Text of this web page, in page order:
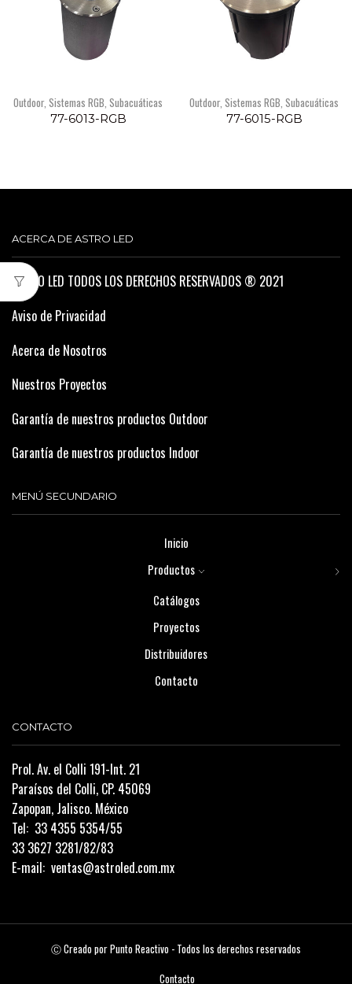
Outdoor, Sistemas RGB, Subacuáticas
77-6013-RGB
Outdoor, Sistemas RGB, Subacuáticas
77-6015-RGB
ACERCA DE ASTRO LED
ASTRO LED TODOS LOS DERECHOS RESERVADOS ® 2021
Aviso de Privacidad
Acerca de Nosotros
Nuestros Proyectos
Garantía de nuestros productos Outdoor
Garantía de nuestros productos Indoor
MENÚ SECUNDARIO
Inicio
Productos
Catálogos
Proyectos
Distribuidores
Contacto
CONTACTO
Prol. Av. el Colli 191-Int. 21
Paraísos del Colli, CP. 45069
Zapopan, Jalisco. México
Tel: 33 4355 5354/55
33 3627 3281/82/83
E-mail: ventas@astroled.com.mx
Ⓒ Creado porPunto Reactivo - Todos los derechos reservados
Contacto